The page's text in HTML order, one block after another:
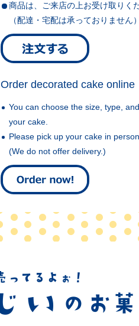
商品は、ご来店の上お受け取りく
（配達・宅配は承っておりません
Order decorated cake online
You can choose the size, type,
your cake.
Please pick up your cake in
(We do not offer delivery.)